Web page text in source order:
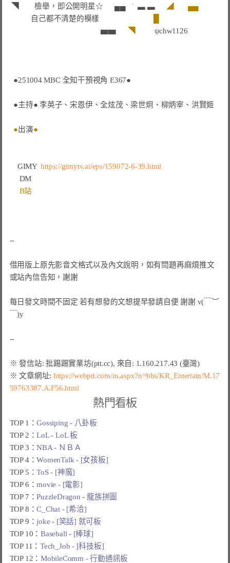
◥
檢舉，即公開明星☆ ▄▄ ˙ ▃ ▃ ◢
▄▄
           自己都不清楚的模樣
▅▅
◥ ψchw1126
●251004 MBC 全知干預視角 E367●
●主持● 李英子、宋恩伊、全炫茂、梁世炯、柳炳宰、洪賢姬
●出演●
GIMY https://gimytv.ai/eps/159072-6-39.html
  DM
  B站
--
借用版上原先影音文格式以及內文說明，如有問題再麻煩推文
每日發文時間不固定 若有想發的文想提早發請自便 謝謝 v(￣︶
￣)y
※ 發信站: 批踢踢實業坊(ptt.cc), 來自: 1.160.217.43 (臺灣)
※ 文章網址: https://webptt.com/m.aspx?n=bbs/KR_Entertain/M.17
59763387.A.F56.html
熱門看板
TOP 1：Gossiping - 八卦板
TOP 2：LoL - LoL 板
TOP 3：NBA - ＮＢＡ
TOP 4：WomenTalk - [女孩板]
TOP 5：ToS - [神魔]
TOP 6：movie - [電影]
TOP 7：PuzzleDragon - 龍族拼圖
TOP 8：C_Chat - [希洽]
TOP 9：joke - [笑話] 就可板
TOP 10：Baseball - [棒球]
TOP 11：Tech_Job - [科技板]
TOP 12：MobileComm - 行動通訊板